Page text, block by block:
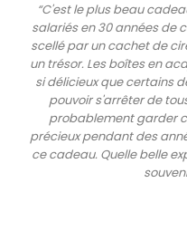
“C'est le plus beau
salariés en 30 années de
scellé par un cachet de
un trésor. Les boîtes en
si délicieux que certains
pouvoir s'arrêter de
probablement garder
précieux pendant des
ce cadeau. Quelle belle